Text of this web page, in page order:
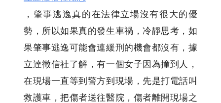
，肇事逃逸真的在法律立場沒有很大的優
勢，所以如果真的發生車禍，冷靜思考，如
果肇事逃逸可能會連緩刑的機會都沒有，據
立達徵信社了解，有一個女子因為撞到人，
在現場一直等到警方到現場，先是打電話叫
救護車，把傷者送往醫院，傷者離開現場之